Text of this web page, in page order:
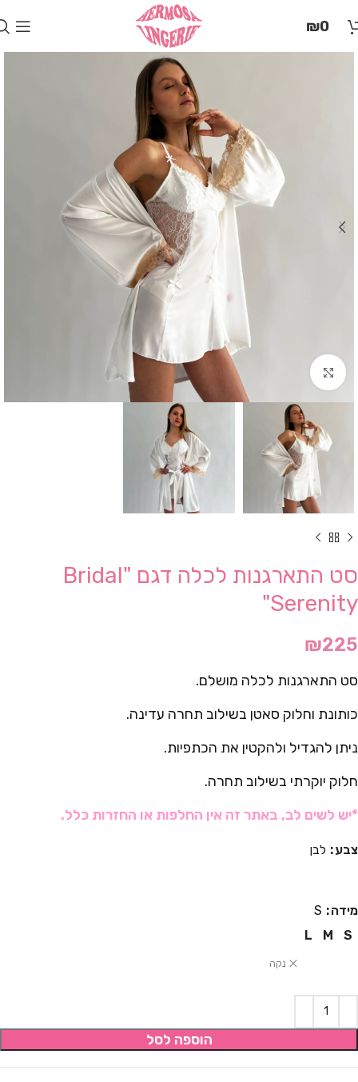
זֶה
תַּפְרִיט
הֵנְּגִישׁוּת
₪0
Click to enlarge
סט התארגנות לכלה דגם "Bridal
Serenity"
₪225
סט התארגנות לכלה מושלם.
כותונת וחלוק סאטן בשילוב תחרה עדינה.
ניתן להגדיל ולהקטין את הכתפיות.
חלוק יוקרתי בשילוב תחרה.
*יש לשים לב, באתר זה אין החלפות או החזרות כלל.
צבע לבן
מידה
S
S
M
L
נקה
הוספה לסל